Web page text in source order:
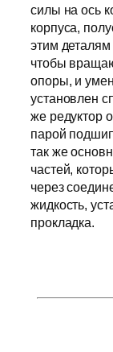
силы на ось
корпуса,
этим
чтобы
опоры, и
установлен
же редуктор
парой
так же
частей,
через
жидкость,
прокладка.